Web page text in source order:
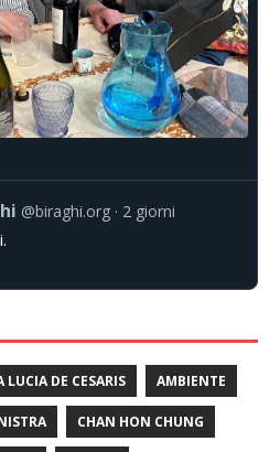
@biraghi.org 2 giorni
LUCIA DE CESARIS AMBIENTE
CHAN HON CHUNG